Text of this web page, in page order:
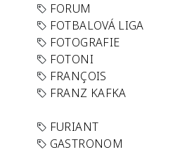
FORUM
FOTBALOVÁ LIGA
FOTOGRAFIE
FOTONI
FRANÇOIS
FRANZ KAFKA
FURIANT
GASTRONOM